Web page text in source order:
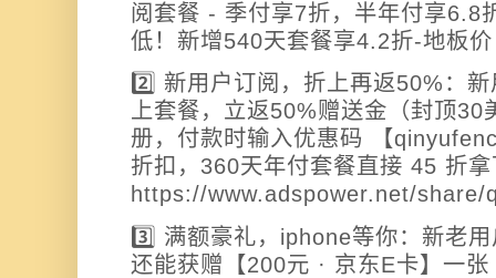
阅套餐 - 季付享7折，半年付享6.8
低！新增540天套餐享4.2折-地板
2️⃣ 新用户订阅，折上再返50%：
上套餐，立返50%赠送金（封顶30
册，付款时输入优惠码 【
折扣，360天年付套餐直接 45 折
https://www.adspower.net/share/
3️⃣ 满额豪礼，iphone等你：新老
还能获赠【200元 · 京东E卡】一